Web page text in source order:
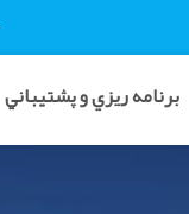
برنامه ريزي و پشتيباني